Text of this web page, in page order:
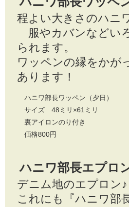
程よい大きさのハニ
服やカバンなどい
られます。
ワッペンの縁をかが
あります！
ハニワ部長ワッペン（夕日）
サイズ 48ミリ×61ミリ
裏アイロンのり付き
価格800円
ハニワ部長エプロ
デニム地のエプロン♪
これにも『ハニワ部